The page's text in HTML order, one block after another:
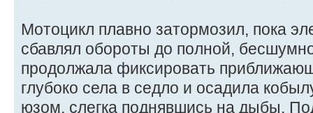
Мотоцикл плавно затормозил, пока
сбавлял обороты до полной,
продолжала фиксировать
глубоко села в седло и осадила
юзом, слегка поднявшись на дыбы.